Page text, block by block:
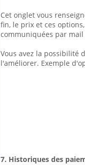
Cet onglet vous
fin, le prix et ces
communiquées par
Vous avez la possibilité
l'améliorer. Exemple
7. Historiques des